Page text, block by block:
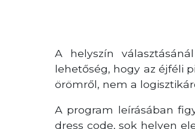
A helyszín
lehetőség, hogy az éjféli
örömről, nem a
A program leírásában
dress code, sok helyen